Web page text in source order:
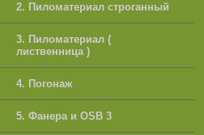
2. Пиломатериал строганный
3. Пиломатериал (
лиственница )
4. Погонаж
5. Фанера и OSB 3